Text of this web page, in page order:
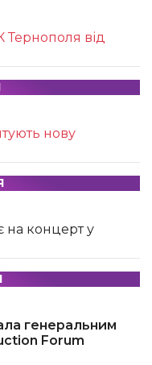
від
нову
на концерт у
генеральним
Forum